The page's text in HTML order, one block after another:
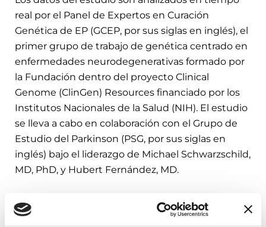
real por el Panel de Expertos en Curación
Genética de EP (GCEP, por sus siglas en inglés), el
primer grupo de trabajo de genética centrado en
enfermedades neurodegenerativas formado por
la Fundación dentro del proyecto Clinical
Genome (ClinGen) Resources financiado por los
Institutos Nacionales de la Salud (NIH). El estudio
se lleva a cabo en colaboración con el Grupo de
Estudio del Parkinson (PSG, por sus siglas en
inglés) bajo el liderazgo de Michael Schwarzschild,
MD, PhD, y Hubert Fernández, MD.